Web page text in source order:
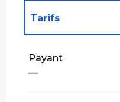
Tarifs
Tarifs 2027
Payant
—